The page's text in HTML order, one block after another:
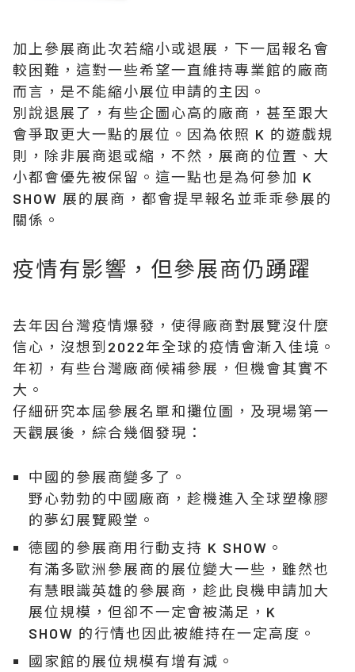
加上參展商此次若縮小或退展，下一屆報名會
較困難，這對一些希望一直維持專業館的廠商
而言，是不能縮小展位申請的主因。
別說退展了，有些企圖心高的廠商，甚至跟大
會爭取更大一點的展位。因為依照 K 的遊戲規
則，除非展商退或縮，不然，展商的位置、大
小都會優先被保留。這一點也是為何參加 K
SHOW 展的展商，都會提早報名並乖乖參展的
關係。
疫情有影響，但參展商仍踴躍
去年因台灣疫情爆發，使得廠商對展覽沒什麼
信心，沒想到2022年全球的疫情會漸入佳境。
年初，有些台灣廠商候補參展，但機會其實不
大。
仔細研究本屆參展名單和攤位圖，及現場第一
天觀展後，綜合幾個發現：
中國的參展商變多了。
野心勃勃的中國廠商，趁機進入全球塑橡膠
的夢幻展覽殿堂。
德國的參展商用行動支持 K SHOW。
有滿多歐洲參展商的展位變大一些，雖然也
有慧眼識英雄的參展商，趁此良機申請加大
展位規模，但卻不一定會被滿足，K
SHOW 的行情也因此被維持在一定高度。
國家館的展位規模有增有減。